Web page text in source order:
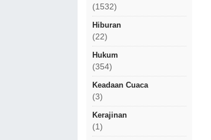
(1532)
Hiburan
(22)
Hukum
(354)
Keadaan Cuaca
(3)
Kerajinan
(1)